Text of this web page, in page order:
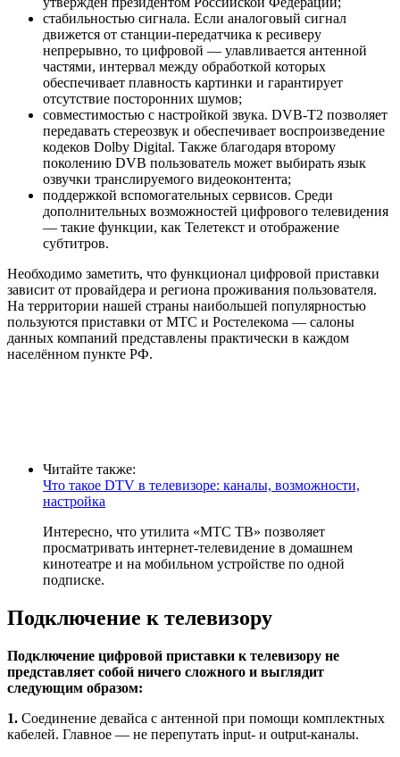
стабильностью сигнала. Если аналоговый сигнал
движется от станции-передатчика к ресиверу
непрерывно, то цифровой — улавливается антенной
частями, интервал между обработкой которых
обеспечивает плавность картинки и гарантирует
отсутствие посторонних шумов;
совместимостью с настройкой звука. DVB-T2 позволяет
передавать стереозвук и обеспечивает воспроизведение
кодеков Dolby Digital. Также благодаря второму
поколению DVB пользователь может выбирать язык
озвучки транслируемого видеоконтента;
поддержкой вспомогательных сервисов. Среди
дополнительных возможностей цифрового телевидения
— такие функции, как Телетекст и отображение
субтитров.
Необходимо заметить, что функционал цифровой приставки
зависит от провайдера и региона проживания пользователя.
На территории нашей страны наибольшей популярностью
пользуются приставки от МТС и Ростелекома — салоны
данных компаний представлены практически в каждом
населённом пункте РФ.
Читайте также:
Что такое DTV в телевизоре: каналы, возможности,
настройка
Интересно, что утилита «МТС ТВ» позволяет
просматривать интернет-телевидение в домашнем
кинотеатре и на мобильном устройстве по одной
подписке.
Подключение к телевизору
Подключение цифровой приставки к телевизору не
представляет собой ничего сложного и выглядит
следующим образом:
1. Соединение девайса с антенной при помощи комплектных
кабелей. Главное — не перепутать input- и output-каналы.